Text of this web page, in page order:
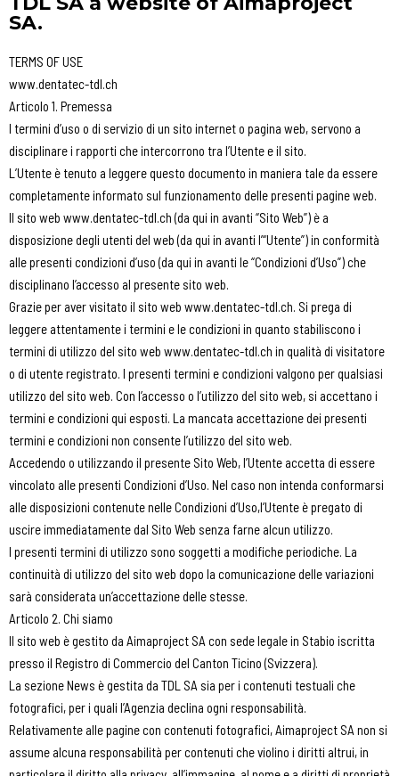
SA.
TERMS OF USE
www.dentatec-tdl.ch
Articolo 1. Premessa
I termini d’uso o di servizio di un sito internet o pagina web, servono a
disciplinare i rapporti che intercorrono tra l’Utente e il sito.
L’Utente è tenuto a leggere questo documento in maniera tale da essere
completamente informato sul funzionamento delle presenti pagine web.
Il sito web www.dentatec-tdl.ch (da qui in avanti “Sito Web”) è a
disposizione degli utenti del web (da qui in avanti l’“Utente”) in conformità
alle presenti condizioni d’uso (da qui in avanti le “Condizioni d’Uso”) che
disciplinano l’accesso al presente sito web.
Grazie per aver visitato il sito web www.dentatec-tdl.ch. Si prega di
leggere attentamente i termini e le condizioni in quanto stabiliscono i
termini di utilizzo del sito web www.dentatec-tdl.ch in qualità di visitatore
o di utente registrato. I presenti termini e condizioni valgono per qualsiasi
utilizzo del sito web. Con l’accesso o l’utilizzo del sito web, si accettano i
termini e condizioni qui esposti. La mancata accettazione dei presenti
termini e condizioni non consente l’utilizzo del sito web.
Accedendo o utilizzando il presente Sito Web, l’Utente accetta di essere
vincolato alle presenti Condizioni d’Uso. Nel caso non intenda conformarsi
alle disposizioni contenute nelle Condizioni d’Uso,l’Utente è pregato di
uscire immediatamente dal Sito Web senza farne alcun utilizzo.
I presenti termini di utilizzo sono soggetti a modifiche periodiche. La
continuità di utilizzo del sito web dopo la comunicazione delle variazioni
sarà considerata un’accettazione delle stesse.
Articolo 2. Chi siamo
Il sito web è gestito da Aimaproject SA con sede legale in Stabio iscritta
presso il Registro di Commercio del Canton Ticino (Svizzera).
La sezione News è gestita da TDL SA sia per i contenuti testuali che
fotografici, per i quali l’Agenzia declina ogni responsabilità.
Relativamente alle pagine con contenuti fotografici, Aimaproject SA non si
assume alcuna responsabilità per contenuti che violino i diritti altrui, in